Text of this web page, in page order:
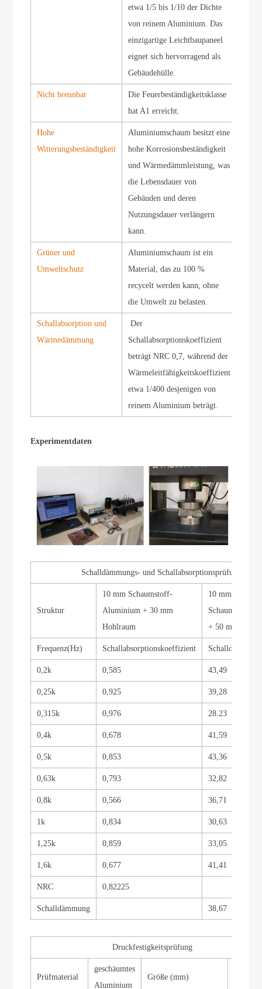
etwa 1/5 bis 1/10 der Dichte
von reinem Aluminium. Das
einzigartige Leichtbaupaneel
eignet sich hervorragend als
Gebäudehülle.
Nicht brennbar
Die Feuerbeständigkeitsklasse
hat A1 erreicht.
Hohe
Witterungsbeständigkeit
Aluminiumschaum besitzt eine
hohe Korrosionsbeständigkeit
und Wärmedämmleistung, was
die Lebensdauer von
Gebäuden und deren
Nutzungsdauer verlängern
kann.
Grüner und
Umweltschutz
Aluminiumschaum ist ein
Material, das zu 100 %
recycelt werden kann, ohne
die Umwelt zu belasten.
Schallabsorption und
Wärmedämmung
Der
Schallabsorptionskoeffizient
beträgt NRC 0,7, während der
Wärmeleitfähigkeitskoeffizient
etwa 1/400 desjenigen von
reinem Aluminium beträgt.
Experimentdaten
Schalldämmungs- und Schallabsorptionsprüfung
Struktur
10 mm Schaumstoff-
Aluminium + 30 mm
Hohlraum
10 mm
+ 50 mm
Frequenz(Hz) Schallabsorptionskoeffizient
0,2k 0,585 43,49
0,25k 0,925 39,28
0,315k 0,976 28.23
0,4k 0,678 41,59
0,5k 0,853 43,36
0,63k 0,793 32,82
0,8k 0,566 36,71
1k 0,834 30,63
1,25k 0,859 33,05
1,6k 0,677 41,41
NRC 0,82225
Schalldämmung 38,67
Druckfestigkeitsprüfung
Prüfmaterial
geschäumtes
Aluminium
Größe (mm)